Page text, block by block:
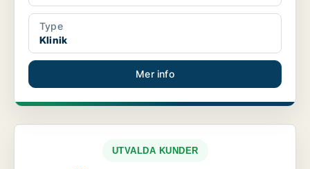
Type
Klinik
Mer info
UTVALDA KUNDER